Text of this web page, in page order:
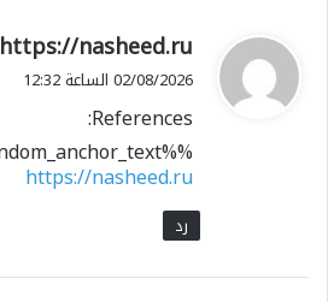
ي
ق
ل
https://nasheed.ru
02/08/2026 الساعة 12:32
References:
%random_anchor_text%
https://nasheed.ru
رد